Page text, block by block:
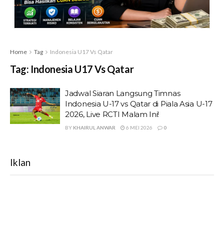
Home Tag Indonesia U17 Vs Qatar
Tag: Indonesia U17 Vs Qatar
Jadwal Siaran Langsung Timnas
Indonesia U-17 vs Qatar di Piala Asia U-17
2026, Live RCTI Malam Ini!
BY KHAIRUL ANWAR 6 MEI 2026 0
Iklan